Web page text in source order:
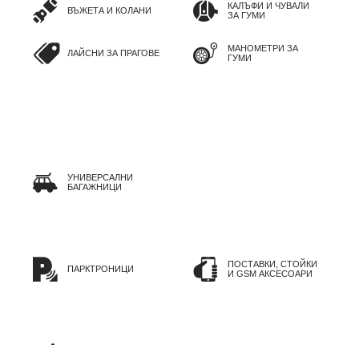
ВЪЖЕТА И КОЛАНИ
ЛАЙСНИ ЗА ПРАГОВЕ
КАЛЪФИ И ЧУВАЛИ
ЗА ГУМИ
МАНОМЕТРИ ЗА
ГУМИ
УНИВЕРСАЛНИ
БАГАЖНИЦИ
ПАРКТРОНИЦИ
ПОСТАВКИ, СТОЙКИ
И GSM АКСЕСОАРИ